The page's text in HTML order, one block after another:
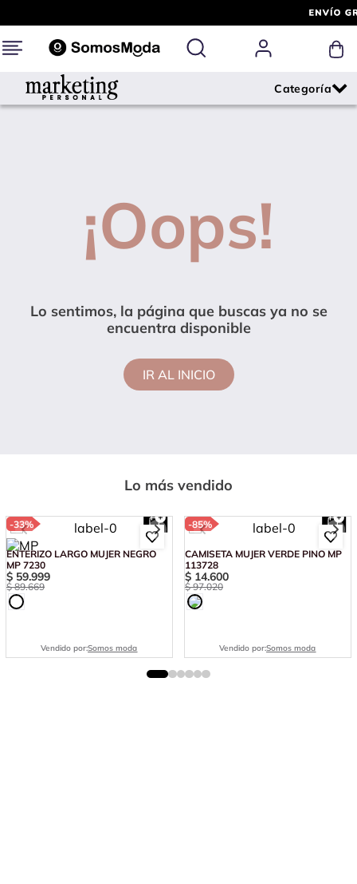
¡Oops!
Lo sentimos, la página que buscas ya no se
encuentra disponible
IR AL INICIO
Lo más vendido
-33%
ENTERIZO LARGO MUJER NEGRO
MP 7230
$ 59.999
$ 89.669
Vendido por:Somos moda
-85%
CAMISETA MUJER VERDE PINO MP
113728
$ 14.600
$ 97.020
Vendido por:Somos moda